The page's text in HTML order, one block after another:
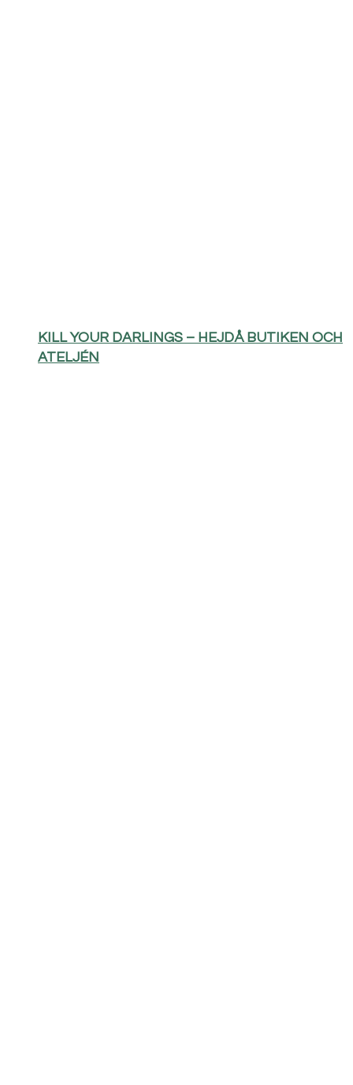
KILL YOUR DARLINGS – HEJDÅ BUTIKEN OCH
ATELJÉN